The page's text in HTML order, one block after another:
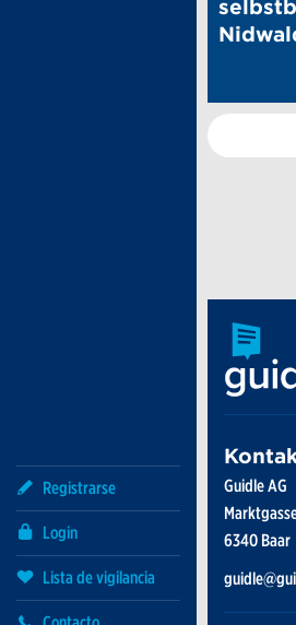
Registrarse
Login
Lista de vigilancia